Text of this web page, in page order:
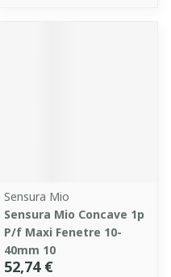
Sensura Mio
Sensura Mio Concave 1p
P/f Maxi Fenetre 10-
40mm 10
52,74 €